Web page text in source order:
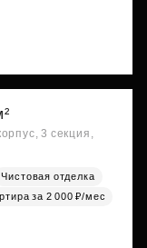
3 секция,
Чистовая отделка
за 2 000 ₽/мес